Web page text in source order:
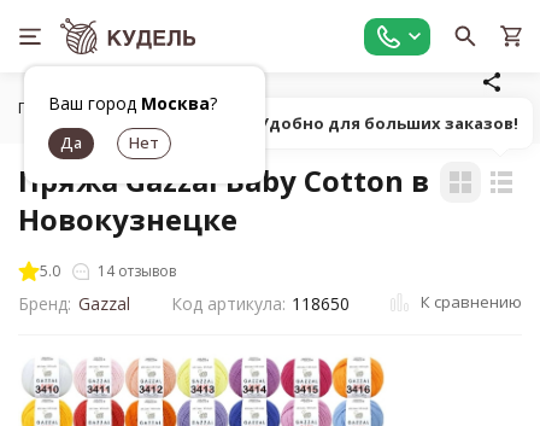
Ваш город Москва?
Главная Все для вязания
Пряжа Gazzal Baby Cotton в
Новокузнецке
5.0 14 отзывов
Бренд: Gazzal Код артикула: 118650 К сравнению
Попробуй! Удобно для больших заказов!